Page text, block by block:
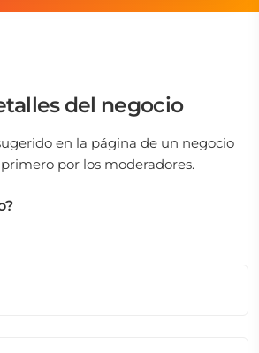
del negocio
en la página de un negocio
por los moderadores.